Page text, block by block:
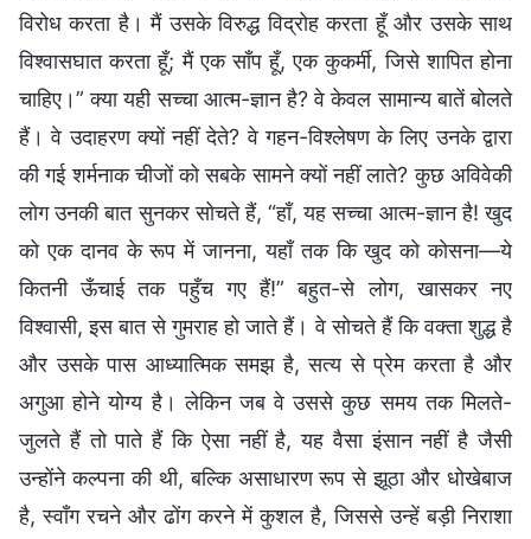
विरोध करता है। मैं उसके विरुद्ध विद्रोह करता हूँ और उसके साथ
विश्वासघात करता हूँ; मैं एक साँप हूँ, एक कुकर्मी, जिसे शापित होना
चाहिए।” क्या यही सच्चा आत्म-ज्ञान है? वे केवल सामान्य बातें बोलते
हैं। वे उदाहरण क्यों नहीं देते? वे गहन-विश्लेषण के लिए उनके द्वारा
की गई शर्मनाक चीजों को सबके सामने क्यों नहीं लाते? कुछ अविवेकी
लोग उनकी बात सुनकर सोचते हैं, “हाँ, यह सच्चा आत्म-ज्ञान है! खुद
को एक दानव के रूप में जानना, यहाँ तक कि खुद को कोसना—ये
कितनी ऊँचाई तक पहुँच गए हैं!” बहुत-से लोग, खासकर नए
विश्वासी, इस बात से गुमराह हो जाते हैं। वे सोचते हैं कि वक्ता शुद्ध है
और उसके पास आध्यात्मिक समझ है, सत्य से प्रेम करता है और
अगुआ होने योग्य है। लेकिन जब वे उससे कुछ समय तक मिलते-
जुलते हैं तो पाते हैं कि ऐसा नहीं है, यह वैसा इंसान नहीं है जैसी
उन्होंने कल्पना की थी, बल्कि असाधारण रूप से झूठा और धोखेबाज
है, स्वाँग रचने और ढोंग करने में कुशल है, जिससे उन्हें बड़ी निराशा